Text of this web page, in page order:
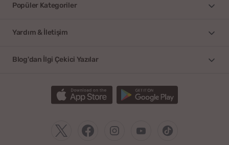
Popüler Kategoriler
Yardım & İletişim
Blog'dan İlgi Çekici Yazılar